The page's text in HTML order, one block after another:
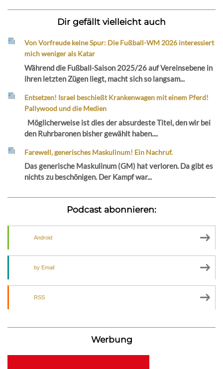
Dir gefällt vielleicht auch
Von Vorfreude keine Spur: Die Fußball-WM 2026 interessiert
mich weniger als Katar
Während die Fußball-Saison 2025/26 auf Vereinsebene in
ihren letzten Zügen liegt, macht sich so langsam...
Entsetzen! Israel beschießt Krankenwagen mit einem Pferd!
Pallywood und die Medien
Möglicherweise ist dies der absurdeste Titel, den wir bei
den Ruhrbaronen bisher gewählt haben....
Farewell, generisches Maskulinum! Ein Nachruf.
Das generische Maskulinum (GM) hat verloren. Da gibt es
nichts zu beschönigen. Der Kampf war...
Podcast abonnieren:
Android
by Email
RSS
Werbung